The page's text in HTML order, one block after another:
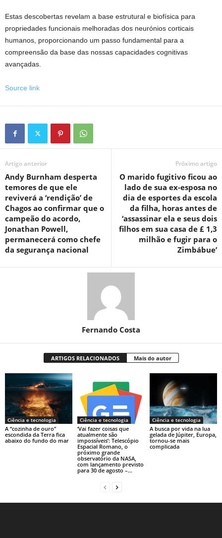
Estas descobertas revelam a base estrutural e biofísica para
propriedades funcionais melhoradas dos neurónios corticais
humanos, proporcionando um passo fundamental para a
compreensão da base das nossas capacidades cognitivas
avançadas.
Source link
Artigo anterior
Andy Burnham desperta
temores de que ele
reviverá a ‘rendição’ de
Chagos ao confirmar que o
campeão do acordo,
Jonathan Powell,
permanecerá como chefe
da segurança nacional
Próximo artigo
O marido fugitivo ficou ao
lado de sua ex-esposa no
dia de esportes da escola
da filha, horas antes de
‘assassinar ela e seus dois
filhos em sua casa de £ 1,3
milhão e fugir para o
Zimbábue’
Fernando Costa
ARTIGOS RELACIONADOS Mais do autor
Ciência e tecnologia
A “cozinha de ouro”
escondida da Terra fica
abaixo do fundo do mar
Ciência e tecnologia
‘Vai fazer coisas que
atualmente são
impossíveis’: Telescópio
Espacial Romano, o
próximo grande
observatório da NASA,
com lançamento previsto
para 30 de agosto –...
Ciência e tecnologia
A busca por vida na lua
gelada de Júpiter, Europa,
tornou-se mais
complicada